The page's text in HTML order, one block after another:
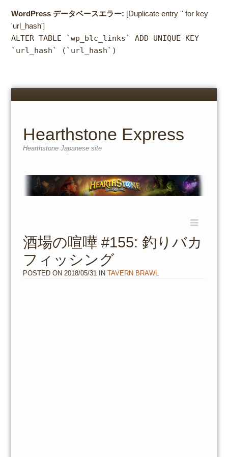
WordPress データベースエラー: [Duplicate entry '' for key
'url_hash']
ALTER TABLE `wp_blc_links` ADD UNIQUE KEY
`url_hash` (`url_hash`)
Menu
Hearthstone Express
Hearthstone Japanese site
content
酒場の喧嘩 #155: 釣りバカ
フィッシング
POSTED ON 2018/05/31 IN TAVERN BRAWL